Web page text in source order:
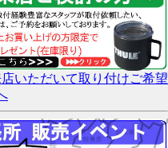
いただいて取り付けご希望